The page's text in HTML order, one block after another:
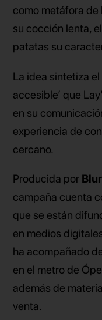
como metáfora
su cocción lenta,
patatas su
La idea sintetiza
accesible’ que
en su
experiencia de
cercano.
Producida por Blur
campaña cuenta
que se están
en medios
ha acompañado
en el metro de
además de
venta.